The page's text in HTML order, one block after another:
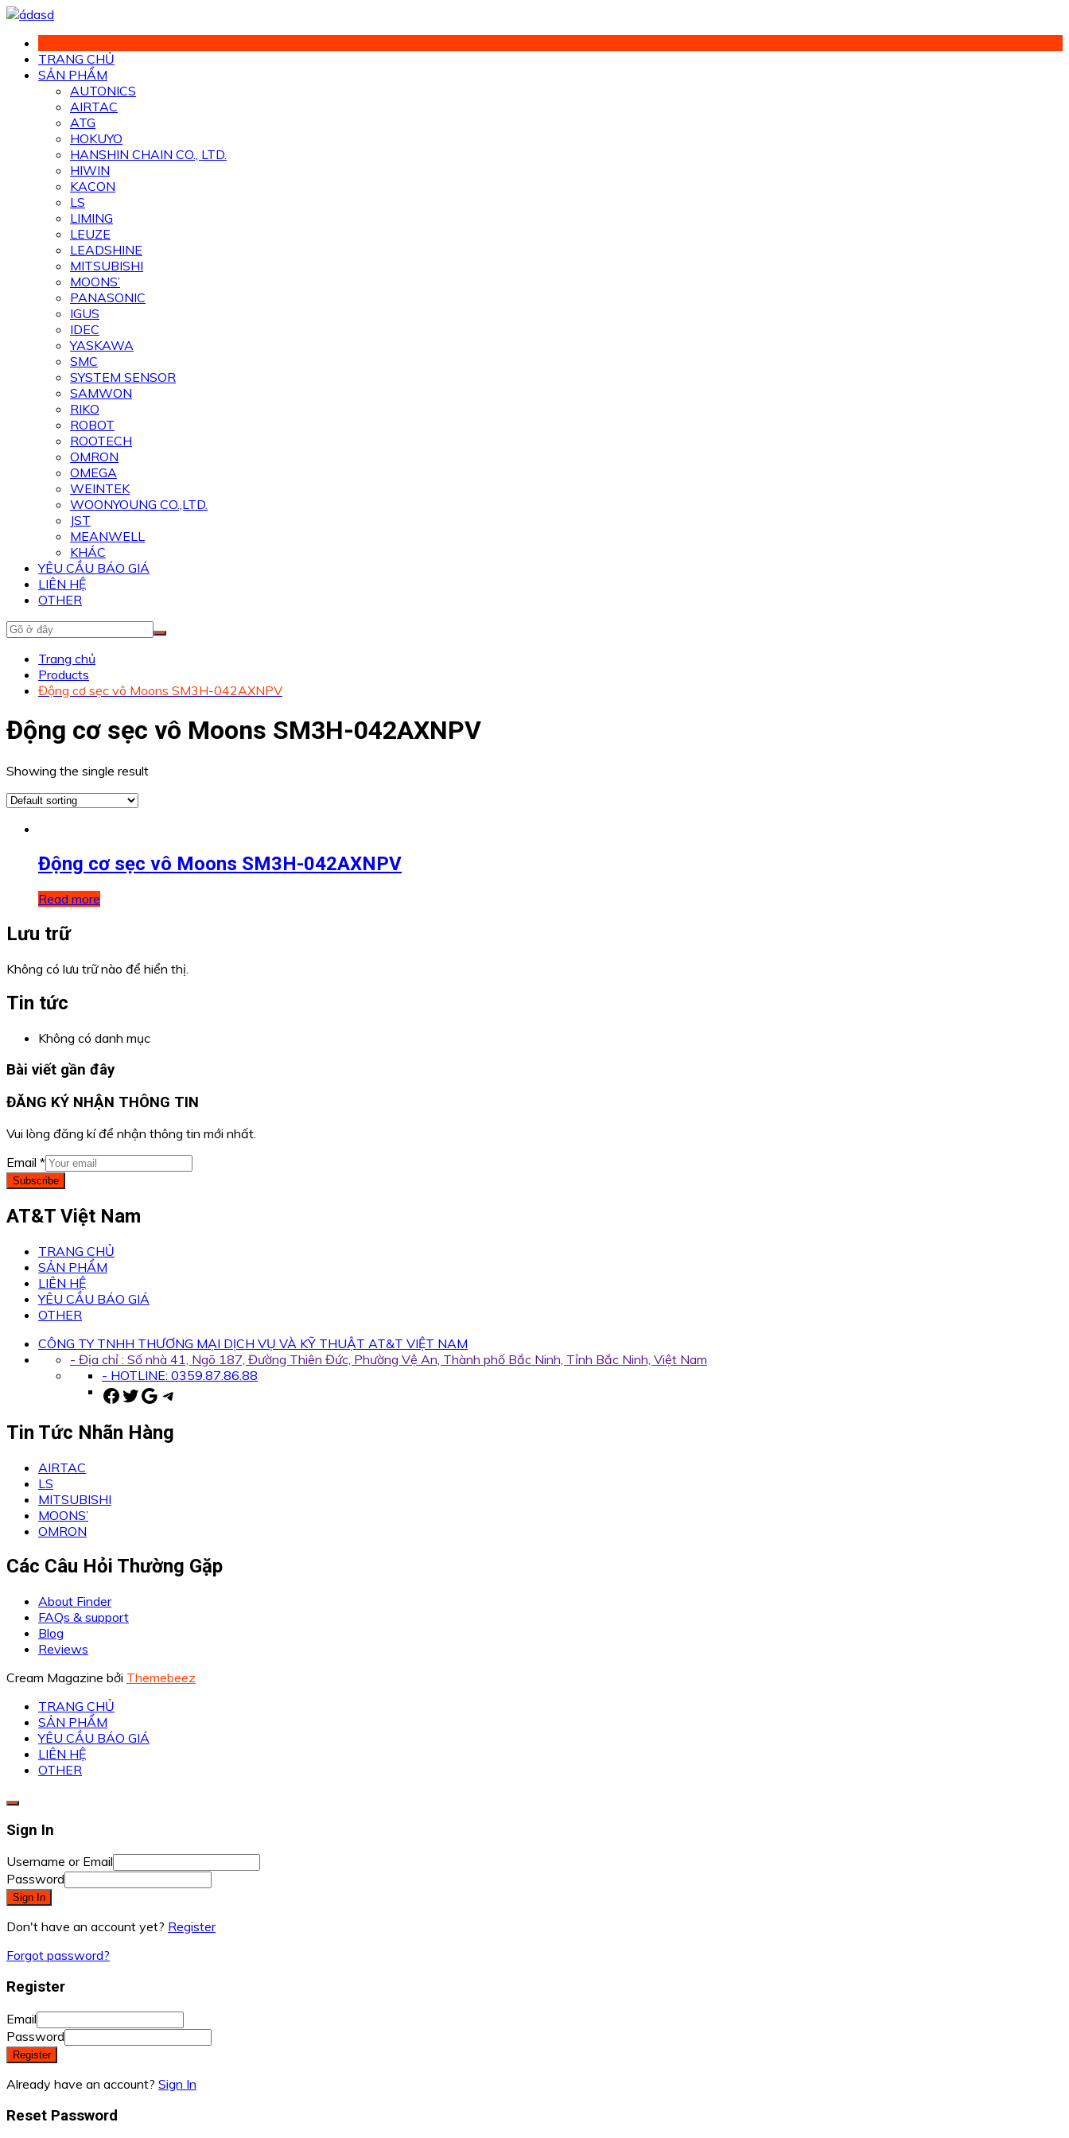
Chuyển
phần
dung
TRANG CHỦ
SẢN PHẨM
AUTONICS
AIRTAC
ATG
HOKUYO
HANSHIN CHAIN CO., LTD.
HIWIN
KACON
LS
LIMING
LEUZE
LEADSHINE
MITSUBISHI
MOONS’
PANASONIC
IGUS
IDEC
YASKAWA
SMC
SYSTEM SENSOR
SAMWON
RIKO
ROBOT
ROOTECH
OMRON
OMEGA
WEINTEK
WOONYOUNG CO.,LTD.
JST
MEANWELL
KHÁC
YÊU CẦU BÁO GIÁ
LIÊN HỆ
OTHER
Trang chủ
Products
Động cơ sẹc vô Moons SM3H-042AXNPV
Động cơ sẹc vô Moons SM3H-042AXNPV
Showing the single result
Động cơ sẹc vô Moons SM3H-042AXNPV
Read more
Lưu trữ
Không có lưu trữ nào để hiển thị.
Tin tức
Không có danh mục
Bài viết gần đây
ĐĂNG KÝ NHẬN THÔNG TIN
Vui lòng đăng kí để nhận thông tin mới nhất.
Email *
Subscribe
AT&T Việt Nam
TRANG CHỦ
SẢN PHẨM
LIÊN HỆ
YÊU CẦU BÁO GIÁ
OTHER
CÔNG TY TNHH THƯƠNG MẠI DỊCH VỤ VÀ KỸ THUẬT AT&T VIỆT NAM
- Địa chỉ : Số nhà 41, Ngõ 187, Đường Thiên Đức, Phường Vệ An, Thành phố Bắc Ninh, Tỉnh Bắc Ninh, Việt Nam
- HOTLINE: 0359.87.86.88
Facebook
Twitter
Google
Telegram
Tin Tức Nhãn Hàng
AIRTAC
LS
MITSUBISHI
MOONS’
OMRON
Các Câu Hỏi Thường Gặp
About Finder
FAQs & support
Blog
Reviews
Cream Magazine bởi Themebeez
TRANG CHỦ
SẢN PHẨM
YÊU CẦU BÁO GIÁ
LIÊN HỆ
OTHER
Sign In
Username or Email
Password
Sign In
Don't have an account yet? Register
Forgot password?
Register
Email
Password
Register
Already have an account? Sign In
Reset Password